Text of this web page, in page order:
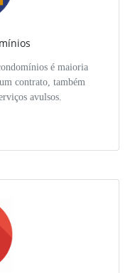
é maioria
contrato, também
avulsos.